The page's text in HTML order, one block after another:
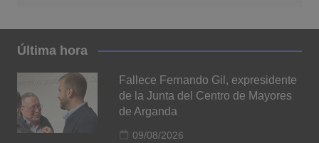
Última hora
Fallece Fernando Gil, expresidente
de la Junta del Centro de Mayores
de Arganda
09/08/2026